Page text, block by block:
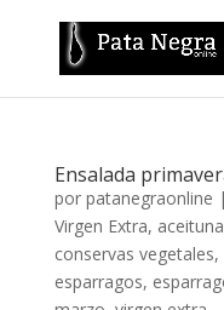
Ensalada
por patanegraonline |
Virgen Extra,
conservas vegetales,
esparragos,